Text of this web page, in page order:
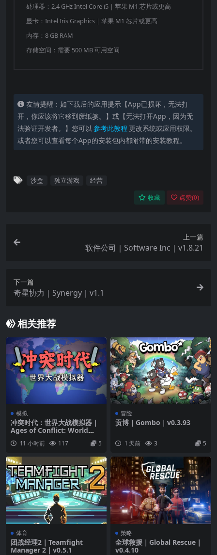
处理器：2.4 GHz Intel Core i5｜苹果 M1 芯片或更高
显卡：Intel Iris Graphics｜苹果 M1 芯片或更高
内存：8 GB RAM
存储空间：需要 500 MB 可用空间
友情提醒：如下载后的应用提示【App已损坏，无法打
开，你应该将它移到废纸篓。】或【无法打开App，因为无
法验证开发者。】您可以 参考此教程 更改系统或应用权限。
或者您可以查看每个App的安装包内都附带的安装教程。
沙盒 独立游戏 经营
收藏 点赞(0)
上一篇
软件公司｜Software Inc｜v1.8.21
下一篇
奇星协力｜Synergy｜v1.1
相关推荐
模拟
冲突时代：世界大战模拟器｜
Ages of Conflict: World
11 小时前 117 5
冒险
贡博｜Gombo｜v0.3.93
1 天前 3 5
体育
团战经理2｜Teamfight
Manager 2｜v0.5.1
策略
全球救援｜Global Rescue｜
v0.4.10